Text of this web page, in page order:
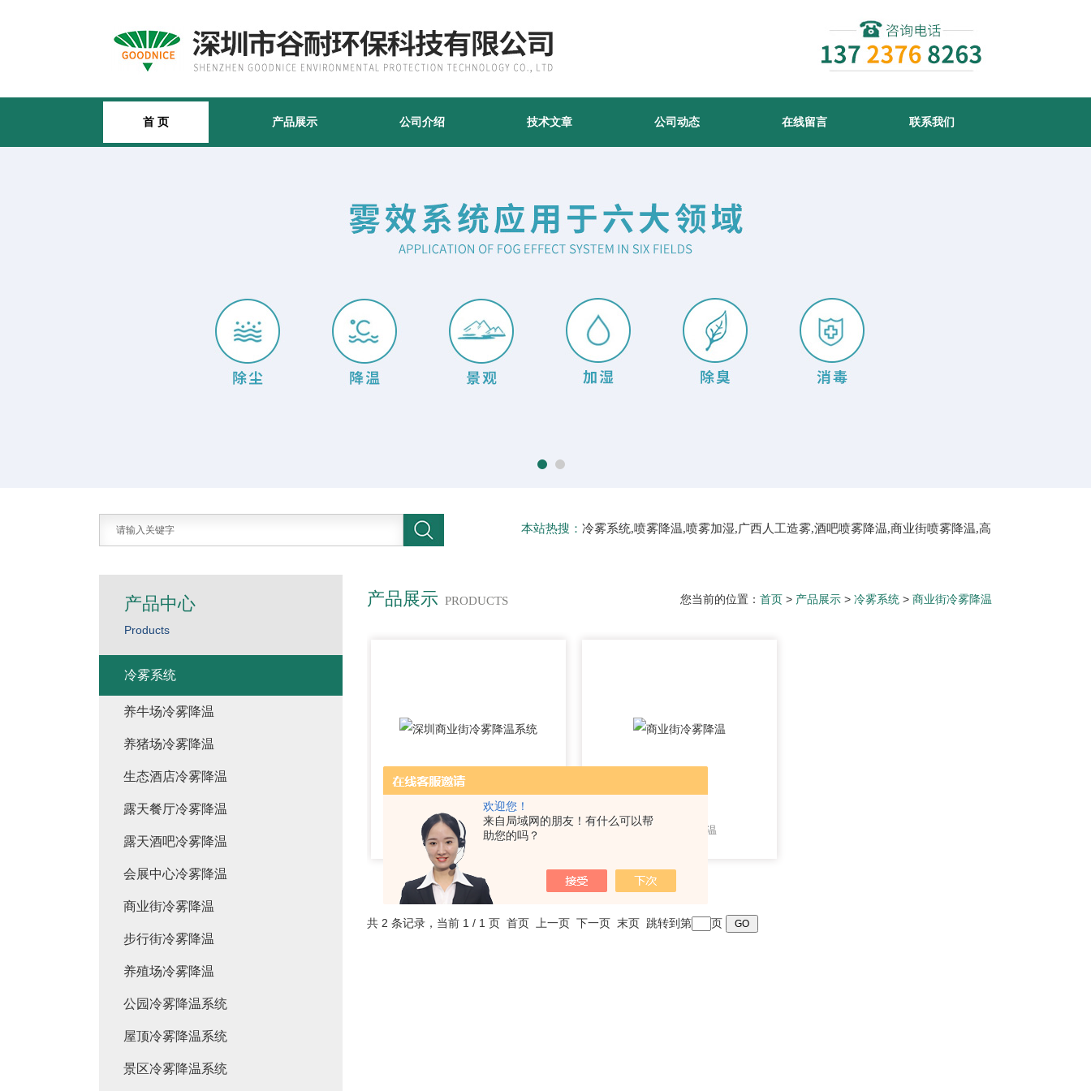
欢迎您！
来自局域网的朋友！有什么可以帮
助您的吗？
首 页 产品展示 公司介绍 技术文章 公司动态 在线留言 联系我们
本站热搜： 冷雾系统,喷雾降温,喷雾加湿,广西人工造雾,酒吧喷雾降温,商业街喷雾降温,高
产品展示 PRODUCTS 您当前的位置： 首页 > 产品展示 > 冷雾系统 > 商业街冷雾降温
深圳商业街冷雾降温系统 商业街冷雾降温
共 2 条记录，当前 1 / 1 页 首页 上一页 下一页 末页 跳转到第 页
产品中心
Products
冷雾系统
养牛场冷雾降温
养猪场冷雾降温
生态酒店冷雾降温
露天餐厅冷雾降温
露天酒吧冷雾降温
会展中心冷雾降温
商业街冷雾降温
步行街冷雾降温
养殖场冷雾降温
公园冷雾降温系统
屋顶冷雾降温系统
景区冷雾降温系统